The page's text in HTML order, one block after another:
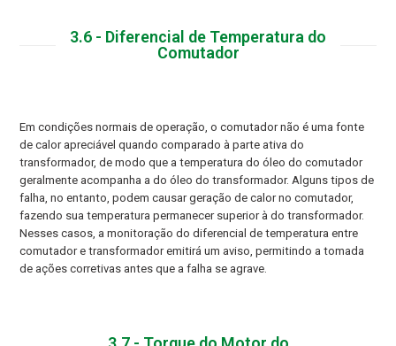
3.6 - Diferencial de Temperatura do
Comutador
Em condições normais de operação, o comutador não é uma fonte
de calor apreciável quando comparado à parte ativa do
transformador, de modo que a temperatura do óleo do comutador
geralmente acompanha a do óleo do transformador. Alguns tipos de
falha, no entanto, podem causar geração de calor no comutador,
fazendo sua temperatura permanecer superior à do transformador.
Nesses casos, a monitoração do diferencial de temperatura entre
comutador e transformador emitirá um aviso, permitindo a tomada
de ações corretivas antes que a falha se agrave.